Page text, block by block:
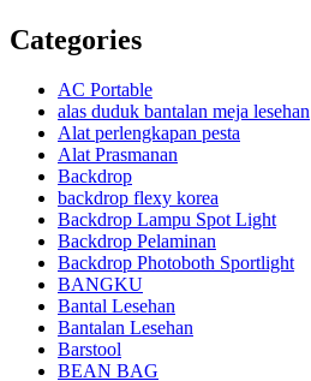
Categories
AC Portable
alas duduk bantalan meja lesehan
Alat perlengkapan pesta
Alat Prasmanan
Backdrop
backdrop flexy korea
Backdrop Lampu Spot Light
Backdrop Pelaminan
Backdrop Photoboth Sportlight
BANGKU
Bantal Lesehan
Bantalan Lesehan
Barstool
BEAN BAG